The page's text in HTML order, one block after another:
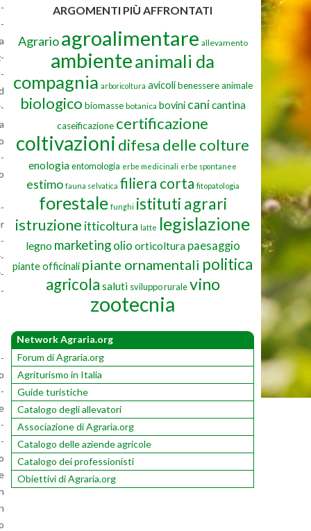
ARGOMENTI PIÙ AFFRONTATI
Agrario agroalimentare allevamento
ambienteanimali da
compagnia arboricoltura avicoli benessere animale
biologico biomasse botanica bovini canicantina
caseificazione certificazione
coltivazioni difesa delle colture
enologiaentomologia erbe medicinali erbe spontanee
estimo fauna selvatica filiera corta fitopatologia
forestale funghi istituti agrari
istruzione itticoltura latte legislazione
legno marketing olio orticoltura paesaggio
piante officinali piante ornamentali politica
agricola saluti sviluppo rurale vino
zootecnia
Network Agraria.org
Forum di Agraria.org
Agriturismo in Italia
Guide turistiche
Catalogo degli allevatori
Associazione di Agraria.org
Catalogo delle aziende agricole
Catalogo dei professionisti
Obiettivi di Agraria.org